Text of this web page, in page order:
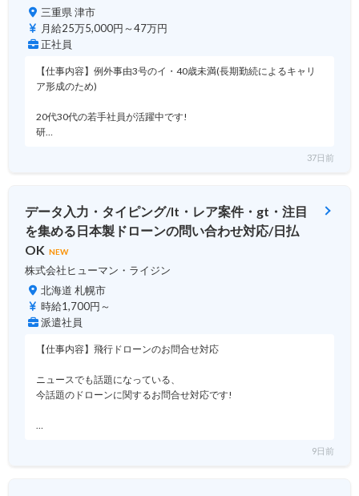
三重県 津市
月給25万5,000円～47万円
正社員
【仕事内容】例外事由3号のイ・40歳未満(長期勤続によるキャリ
ア形成のため)
20代30代の若手社員が活躍中です!
研…
37日前
データ入力・タイピング/lt・レア案件・gt・注目
を集める日本製ドローンの問い合わせ対応/日払
OK NEW
株式会社ヒューマン・ライジン
北海道 札幌市
時給1,700円～
派遣社員
【仕事内容】飛行ドローンのお問合せ対応
ニュースでも話題になっている、
今話題のドローンに関するお問合せ対応です!
…
9日前